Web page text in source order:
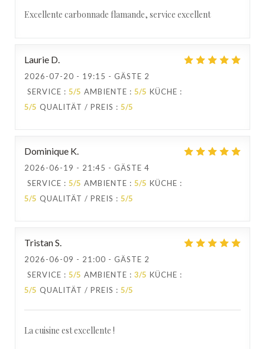
Excellente carbonnade flamande, service excellent
Laurie D
2026-07-20 - 19:15 - GÄSTE 2
SERVICE : 5/5 AMBIENTE : 5/5 KÜCHE :
5/5 QUALITÄT / PREIS : 5/5
Dominique K
2026-06-19 - 21:45 - GÄSTE 4
SERVICE : 5/5 AMBIENTE : 5/5 KÜCHE :
5/5 QUALITÄT / PREIS : 5/5
TristanS
2026-06-09 - 21:00 - GÄSTE 2
SERVICE : 5/5 AMBIENTE : 3/5 KÜCHE :
5/5 QUALITÄT / PREIS : 5/5
La cuisine est excellente !